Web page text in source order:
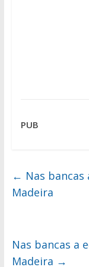
PUB
← Nas
Madeira
Nas bancas a
Madeira →